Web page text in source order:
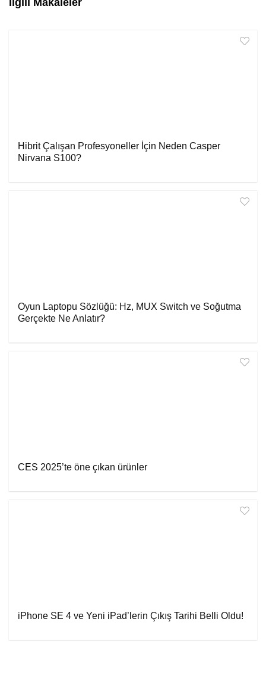
İlgili Makaleler
Hibrit Çalışan Profesyoneller İçin Neden Casper
Nirvana S100?
Oyun Laptopu Sözlüğü: Hz, MUX Switch ve Soğutma
Gerçekte Ne Anlatır?
CES 2025’te öne çıkan ürünler
iPhone SE 4 ve Yeni iPad’lerin Çıkış Tarihi Belli Oldu!